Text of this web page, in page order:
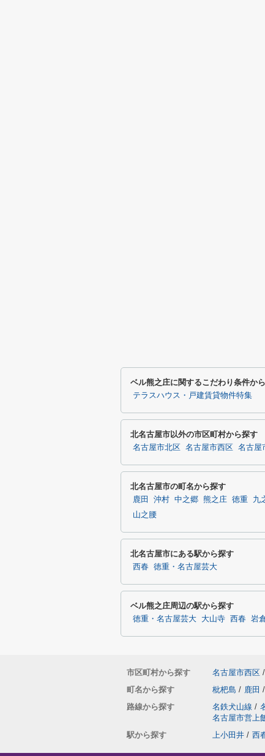
ベル熊之庄に関するこだわり条件か
テラスハウス・戸建賃貸物件特集
北名古屋市以外の市区町村から探す
名古屋市北区 名古屋市西区 名古屋
北名古屋市の町名から探す
鹿田 沖村 中之郷 熊之庄 徳重 九
山之腰
北名古屋市にある駅から探す
西春 徳重・名古屋芸大
ベル熊之庄周辺の駅から探す
徳重・名古屋芸大 大山寺 西春 岩
市区町村から探す 名古屋市西区 /
町名から探す
枇杷島 / 鹿田 /
路線から探す
名鉄犬山線 /
名古屋市営上
駅から探す
上小田井 / 西